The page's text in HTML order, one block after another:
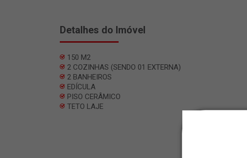
Detalhes do Imóvel
150 M2
2 COZINHAS (SENDO 01 EXTERNA)
2 BANHEIROS
EDÍCULA
PISO CERÂMICO
TETO LAJE